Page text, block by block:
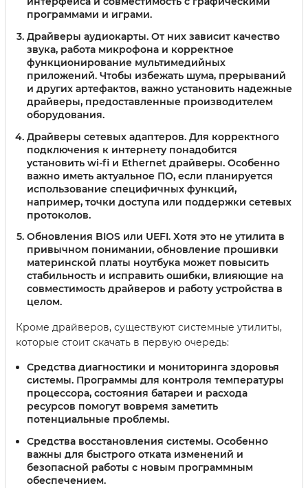
программами и играми.
Драйверы аудиокарты. От них зависит качество
звука, работа микрофона и корректное
функционирование мультимедийных
приложений. Чтобы избежать шума, прерываний
и других артефактов, важно установить надежные
драйверы, предоставленные производителем
оборудования.
Драйверы сетевых адаптеров. Для корректного
подключения к интернету понадобится
установить wi-fi и Ethernet драйверы. Особенно
важно иметь актуальное ПО, если планируется
использование специфичных функций,
например, точки доступа или поддержки сетевых
протоколов.
Обновления BIOS или UEFI. Хотя это не утилита в
привычном понимании, обновление прошивки
материнской платы ноутбука может повысить
стабильность и исправить ошибки, влияющие на
совместимость драйверов и работу устройства в
целом.
Кроме драйверов, существуют системные утилиты,
которые стоит скачать в первую очередь:
Средства диагностики и мониторинга здоровья
системы. Программы для контроля температуры
процессора, состояния батареи и расхода
ресурсов помогут вовремя заметить
потенциальные проблемы.
Средства восстановления системы. Особенно
важны для быстрого отката изменений и
безопасной работы с новым программным
обеспечением.